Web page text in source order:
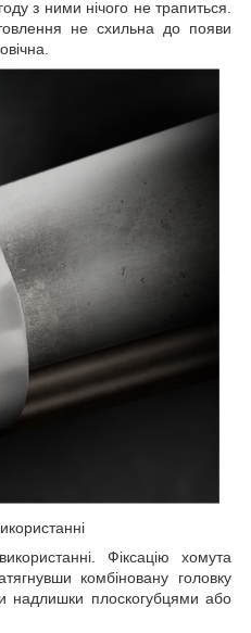
з ними нічого не трапиться.
не схильна до появи
Фіксацію хомута
комбіновану головку
надлишки плоскогубцями або